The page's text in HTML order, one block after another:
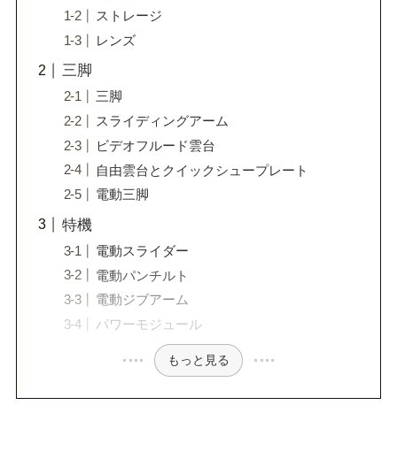
ストレージ
レンズ
三脚
三脚
スライディングアーム
ビデオフルード雲台
自由雲台とクイックシュープレート
電動三脚
特機
電動スライダー
電動パンチルト
電動ジブアーム
パワーモジュール
もっと見る